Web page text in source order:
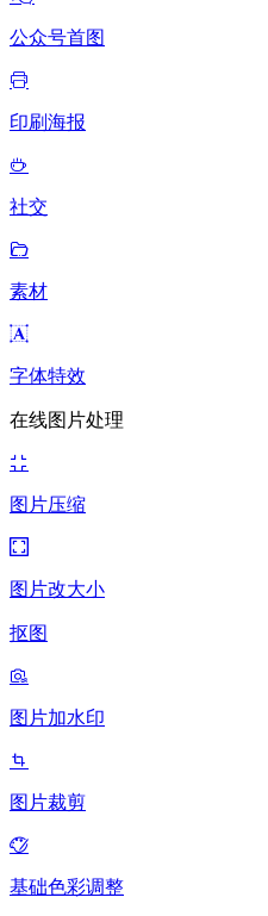
公众号首图
印刷海报
社交
素材
字体特效
在线图片处理
图片压缩
图片改大小
抠图
图片加水印
图片裁剪
基础色彩调整